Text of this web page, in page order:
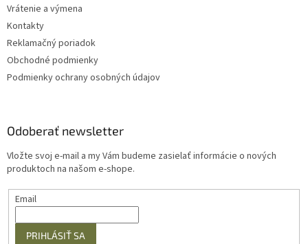
Vrátenie a výmena
Kontakty
Reklamačný poriadok
Obchodné podmienky
Podmienky ochrany osobných údajov
Odoberať newsletter
Vložte svoj e-mail a my Vám budeme zasielať informácie o nových
produktoch na našom e-shope.
Email
PRIHLÁSIŤ SA